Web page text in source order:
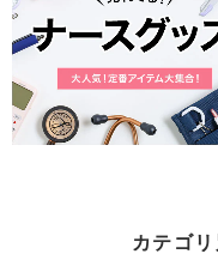
カテゴ